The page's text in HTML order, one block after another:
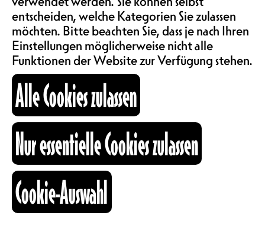
INFORMATIONEN
KARTOGRAPHIE
SUCHE
Kulturraum
EMPFOHLENER PREIS 30.-
Zur 38. Ausgabe des Internationalen
Filmfestivals Freiburg, die unter
dem Motto Hip-Hop steht, hat das
Nouveau Monde einen grossen
Konzert- und Open Mic-Abend
vorbereitet! Als Gast der Ausgabe
2021, Schauspielerin und Rapperin,
ist Karine Guignard aka La Gale
wieder in Freiburg und kommt mit
dem Duo Doom Spirit, welches den
Abend eröffnen wird. Als After-
entscheiden, welche Kategorien Sie zulassen
möchten. Bitte beachten Sie, dass je nach Ihren
Einstellungen möglicherweise nicht alle
Funktionen der Website zur Verfügung stehen.
Alle Cookies zulassen
Nur essentielle Cookies zulassen
Cookie-Auswahl